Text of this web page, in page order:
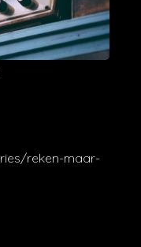
reken-maar-